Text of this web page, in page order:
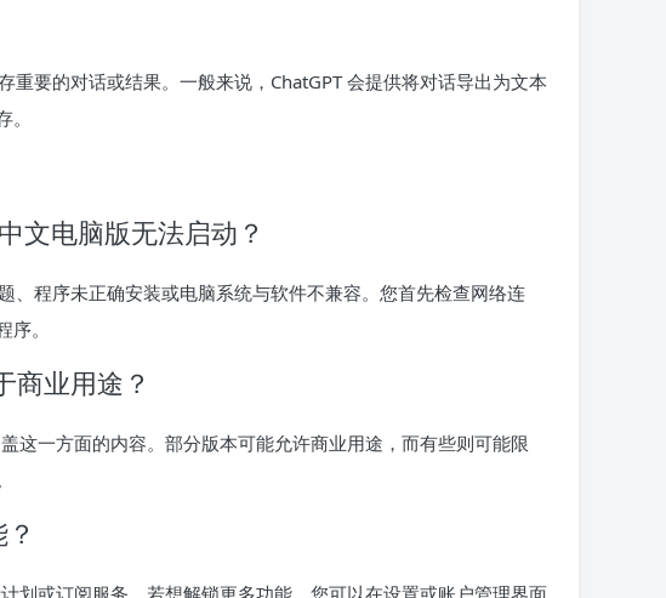
重要的对话或结果。一般来说，ChatGPT 会提供将对话导出为文本
文电脑版无法启动？
、程序未正确安装或电脑系统与软件不兼容。您首先检查网络连
。
商业用途？
这一方面的内容。部分版本可能允许商业用途，而有些则可能限
划或订阅服务。若想解锁更多功能，您可以在设置或账户管理界面